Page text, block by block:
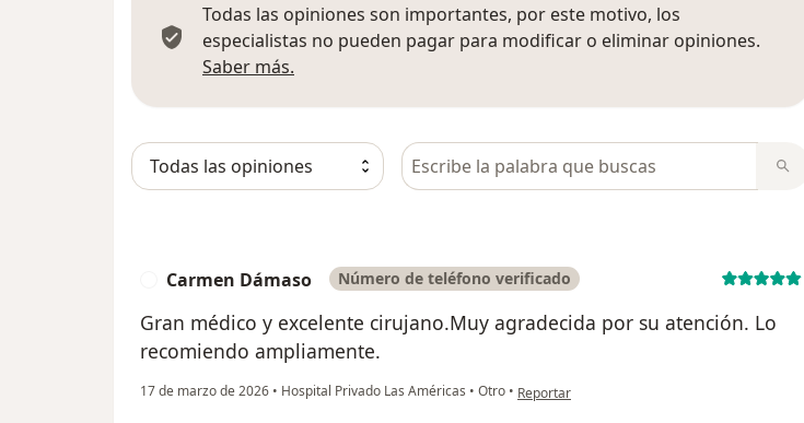
Todas las opiniones son importantes, por este motivo, los
especialistas no pueden pagar para modificar o eliminar opiniones.
Saber más.
Busca en opiniones
Carmen Dámaso Número de teléfono verificado
Gran médico y excelente cirujano.Muy agradecida por su atención. Lo
recomiendo ampliamente.
17 de marzo de 2026 • Hospital Privado Las Américas • Otro • en opinión del usuario Carmen Dámaso
Reportar